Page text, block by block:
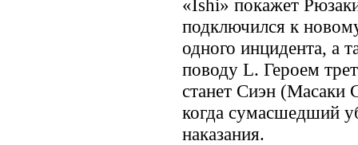
«Ishi» покажет
подключился к
одного инцидента, а
поводу L. Героем
станет Сиэн (Масаки
когда сумасшедший
наказания.